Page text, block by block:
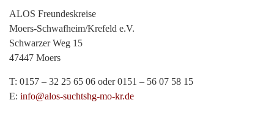
ALOS Freundeskreise
Moers-Schwafheim/Krefeld e.V.
Schwarzer Weg 15
47447 Moers
T: 0157 – 32 25 65 06 oder 0151 – 56 07 58 15
E: info@alos-suchtshg-mo-kr.de